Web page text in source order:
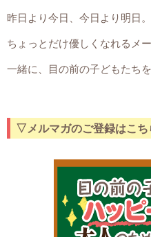
昨日より今日、今日より明日。
ちょっとだけ優しくなれるメ
一緒に、目の前の子どもたち
▽メルマガのご登録はこ